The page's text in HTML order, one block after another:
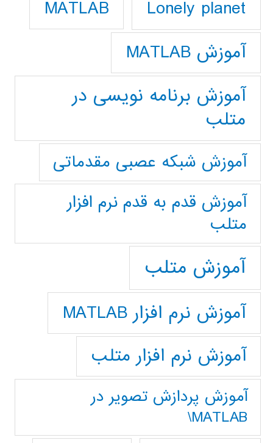
Lonely planet
MATLAB
آموزش MATLAB
آموزش برنامه نویسی در
متلب
آموزش شبکه عصبی مقدماتی
آموزش قدم به قدم نرم افزار
متلب
آموزش متلب
آموزش نرم افزار MATLAB
آموزش نرم افزار متلب
آموزش پردازش تصوير در
MATLAB\